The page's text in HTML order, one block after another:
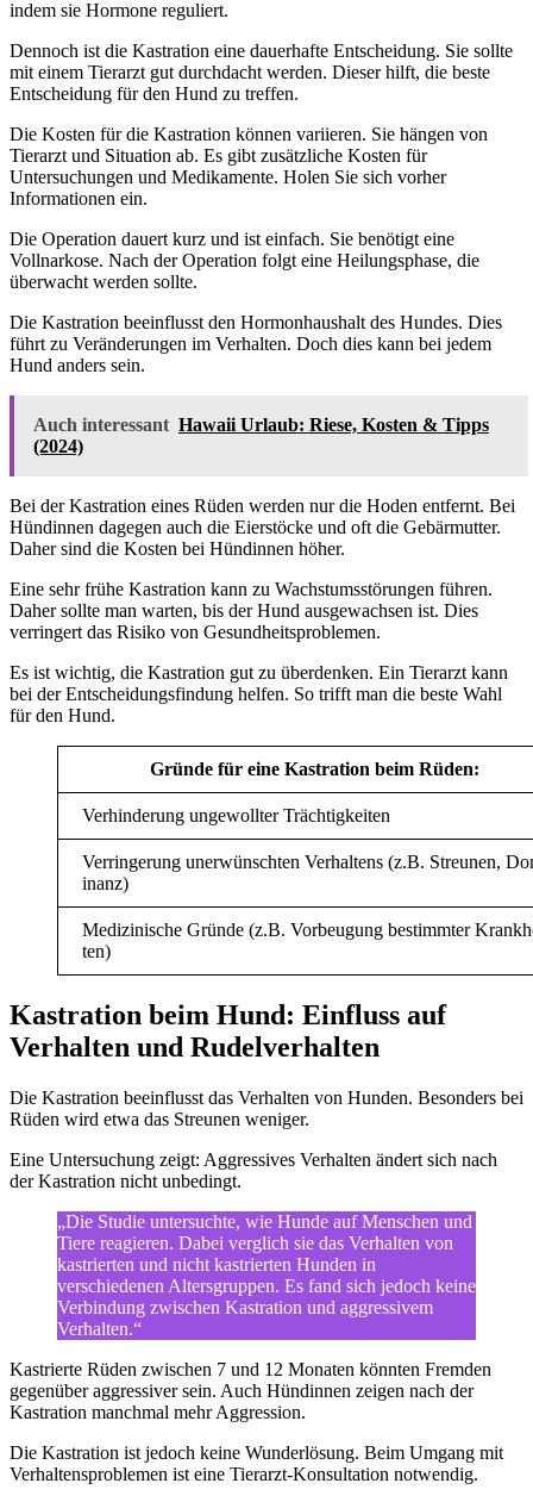
indem sie Hormone reguliert.
Dennoch ist die Kastration eine dauerhafte Entscheidung. Sie sollte
mit einem Tierarzt gut durchdacht werden. Dieser hilft, die beste
Entscheidung für den Hund zu treffen.
Die Kosten für die Kastration können variieren. Sie hängen von
Tierarzt und Situation ab. Es gibt zusätzliche Kosten für
Untersuchungen und Medikamente. Holen Sie sich vorher
Informationen ein.
Die Operation dauert kurz und ist einfach. Sie benötigt eine
Vollnarkose. Nach der Operation folgt eine Heilungsphase, die
überwacht werden sollte.
Die Kastration beeinflusst den Hormonhaushalt des Hundes. Dies
führt zu Veränderungen im Verhalten. Doch dies kann bei jedem
Hund anders sein.
Auch interessant Hawaii Urlaub: Riese, Kosten & Tipps
(2024)
Bei der Kastration eines Rüden werden nur die Hoden entfernt. Bei
Hündinnen dagegen auch die Eierstöcke und oft die Gebärmutter.
Daher sind die Kosten bei Hündinnen höher.
Eine sehr frühe Kastration kann zu Wachstumsstörungen führen.
Daher sollte man warten, bis der Hund ausgewachsen ist. Dies
verringert das Risiko von Gesundheitsproblemen.
Es ist wichtig, die Kastration gut zu überdenken. Ein Tierarzt kann
bei der Entscheidungsfindung helfen. So trifft man die beste Wahl
für den Hund.
Gründe für eine Kastration beim Rüden:
Verhinderung ungewollter Trächtigkeiten
Verringerung unerwünschten Verhaltens (z.B. Streunen,
inanz)
Medizinische Gründe (z.B. Vorbeugung bestimmter
ten)
Kastration beim Hund: Einfluss auf
Verhalten und Rudelverhalten
Die Kastration beeinflusst das Verhalten von Hunden. Besonders bei
Rüden wird etwa das Streunen weniger.
Eine Untersuchung zeigt: Aggressives Verhalten ändert sich nach
der Kastration nicht unbedingt.
„Die Studie untersuchte, wie Hunde auf Menschen und
Tiere reagieren. Dabei verglich sie das Verhalten von
kastrierten und nicht kastrierten Hunden in
verschiedenen Altersgruppen. Es fand sich jedoch keine
Verbindung zwischen Kastration und aggressivem
Verhalten.“
Kastrierte Rüden zwischen 7 und 12 Monaten könnten Fremden
gegenüber aggressiver sein. Auch Hündinnen zeigen nach der
Kastration manchmal mehr Aggression.
Die Kastration ist jedoch keine Wunderlösung. Beim Umgang mit
Verhaltensproblemen ist eine Tierarzt-Konsultation notwendig.